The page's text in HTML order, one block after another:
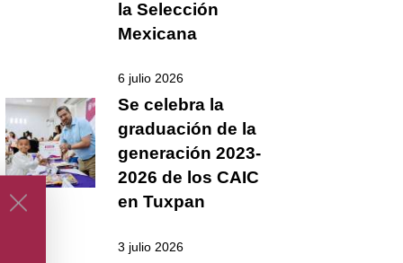
la Selección
Mexicana
6 julio 2026
Se celebra la
graduación de la
generación 2023-
2026 de los CAIC
en Tuxpan
3 julio 2026